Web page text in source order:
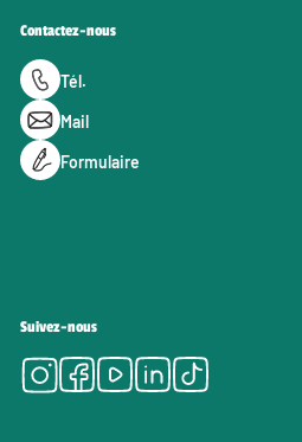
Contactez-nous
Tél.
Mail
Formulaire
Suivez-nous
Instagram
Facebook
Youtube
LinkedIn
Tiktok